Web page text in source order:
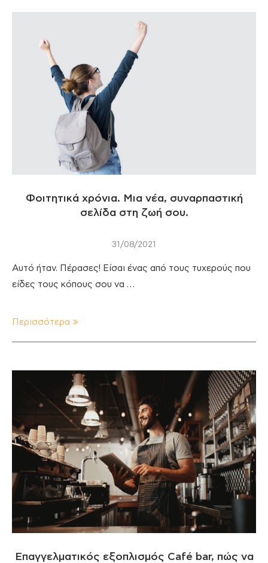
Φοιτητικά χρόνια. Μια νέα, συναρπαστική
σελίδα στη ζωή σου.
31/08/2021
Αυτό ήταν. Πέρασες! Είσαι ένας από τους τυχερούς που
είδες τους κόπους σου να …
Περισσότερα
Επαγγελματικός εξοπλισμός Café bar, πώς να